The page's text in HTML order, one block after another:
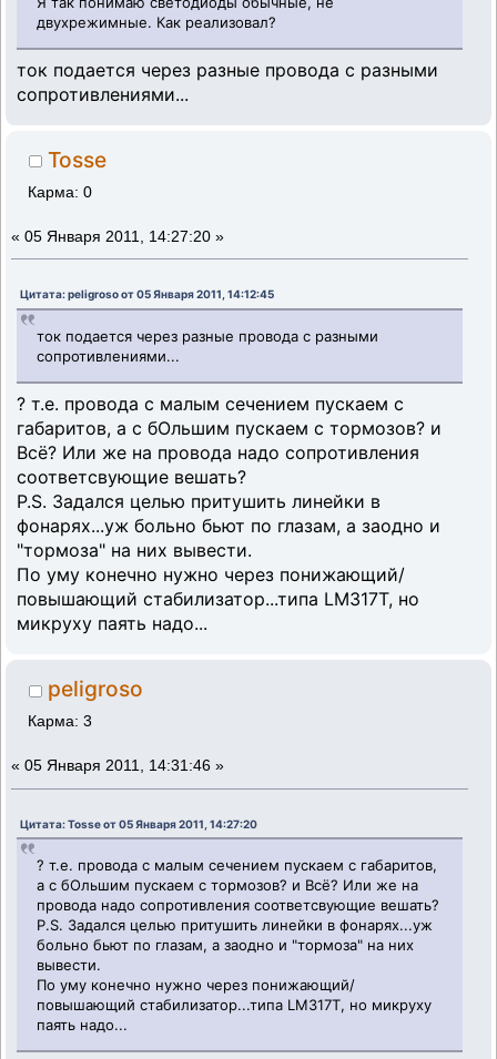
двухрежимные. Как реализовал?
ток подается через разные провода с разными
сопротивлениями...
Tosse
Карма: 0
« 05 Января 2011, 14:27:20 »
Цитата: peligroso от 05 Января 2011, 14:12:45
ток подается через разные провода с разными
сопротивлениями...
? т.е. провода с малым сечением пускаем с
габаритов, а с бОльшим пускаем с тормозов? и
Всё? Или же на провода надо сопротивления
соответсвующие вешать?
P.S. Задался целью притушить линейки в
фонарях...уж больно бьют по глазам, а заодно и
"тормоза" на них вывести.
По уму конечно нужно через понижающий/
повышающий стабилизатор...типа LM317T, но
микруху паять надо...
peligroso
Карма: 3
« 05 Января 2011, 14:31:46 »
Цитата: Tosse от 05 Января 2011, 14:27:20
? т.е. провода с малым сечением пускаем с габаритов,
а с бОльшим пускаем с тормозов? и Всё? Или же на
провода надо сопротивления соответсвующие вешать?
P.S. Задался целью притушить линейки в фонарях...уж
больно бьют по глазам, а заодно и "тормоза" на них
вывести.
По уму конечно нужно через понижающий/
повышающий стабилизатор...типа LM317T, но микруху
паять надо...